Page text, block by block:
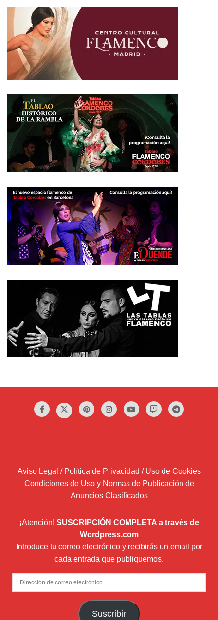
Aviso Legal / Política de Privacidad / Uso de Cookies
Condiciones de Uso y Normas de Publicación de
Anuncios Clasificados
¡Atención! SUSCRIPCIÓN COMPLETA a través de
Wordpress.com
Introduce tu correo electrónico y recibirás un email por
cada entrada que publiquemos.
Dirección
de
Suscribir